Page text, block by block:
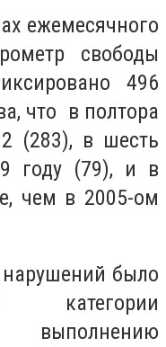
ежемесячного
свободы
496
что в полтора
(283), в шесть
году (79), и в
чем в 2005-ом
было
категории
выполнению